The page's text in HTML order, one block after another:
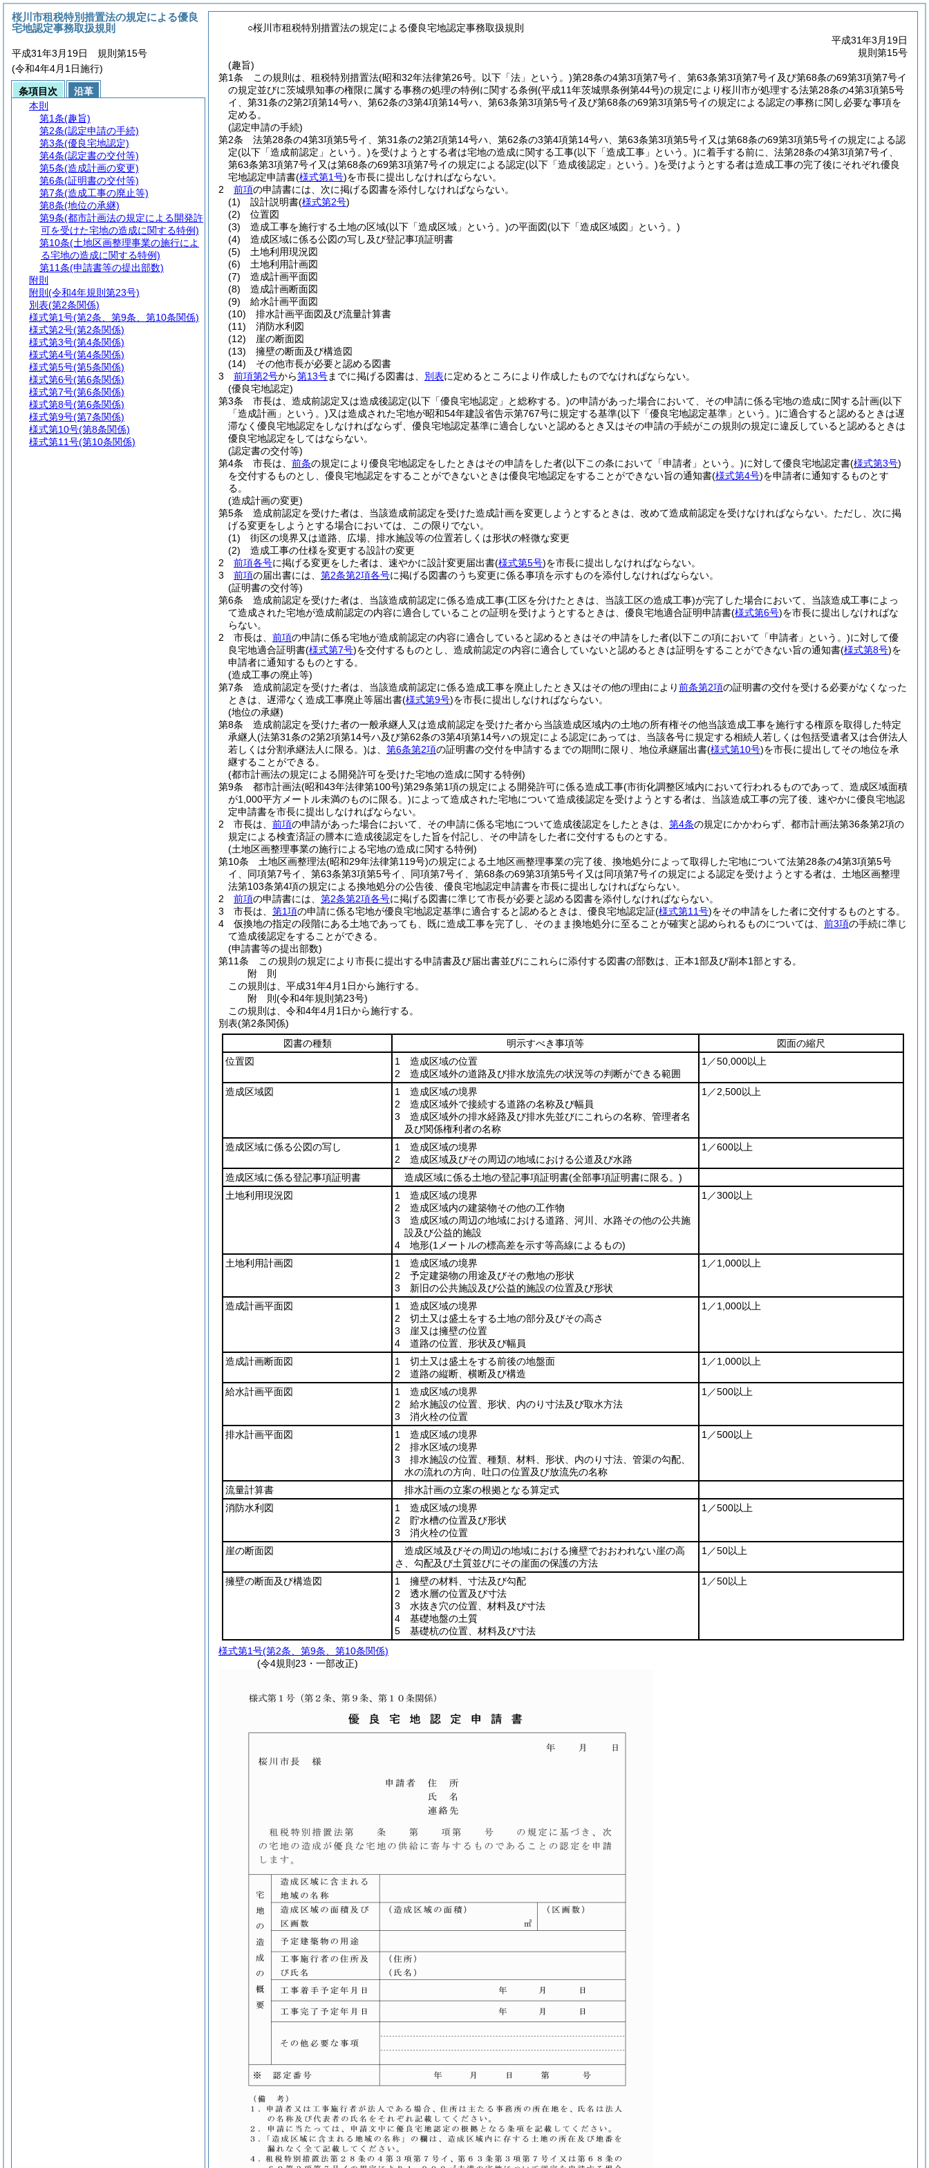
○桜川市租税特別措置法の規定による優良宅地認定事務取扱規則
平成31年3月19日
規則第15号
(趣旨)
第1条
この規則は、租税特別措置法(昭和32年法律第26号。以下「法」という。)第28条の4第3項第7号イ、第63条第3項第7号イ及び第68条の69第3項第7号イ
の規定並びに茨城県知事の権限に属する事務の処理の特例に関する条例(平成11年茨城県条例第44号)の規定により桜川市が処理する法第28条の4第3項第5号
イ、第31条の2第2項第14号ハ、第62条の3第4項第14号ハ、第63条第3項第5号イ及び第68条の69第3項第5号イの規定による認定の事務に関し必要な事項を
定める。
(認定申請の手続)
第2条
法第28条の4第3項第5号イ、第31条の2第2項第14号ハ、第62条の3第4項第14号ハ、第63条第3項第5号イ又は第68条の69第3項第5号イの規定による認
定(以下「造成前認定」という。)を受けようとする者は宅地の造成に関する工事(以下「造成工事」という。)に着手する前に、法第28条の4第3項第7号イ、
第63条第3項第7号イ又は第68条の69第3項第7号イの規定による認定(以下「造成後認定」という。)を受けようとする者は造成工事の完了後にそれぞれ優良
宅地認定申請書(様式第1号)を市長に提出しなければならない。
2
前項の申請書には、次に掲げる図書を添付しなければならない。
(1)
設計説明書(様式第2号)
(2)
位置図
(3)
造成工事を施行する土地の区域(以下「造成区域」という。)の平面図(以下「造成区域図」という。)
(4)
造成区域に係る公図の写し及び登記事項証明書
(5)
土地利用現況図
(6)
土地利用計画図
(7)
造成計画平面図
(8)
造成計画断面図
(9)
給水計画平面図
(10)
排水計画平面図及び流量計算書
(11)
消防水利図
(12)
崖の断面図
(13)
擁壁の断面及び構造図
(14)
その他市長が必要と認める図書
3
前項第2号から第13号までに掲げる図書は、 別表に定めるところにより作成したものでなければならない。
(優良宅地認定)
第3条
市長は、造成前認定又は造成後認定(以下「優良宅地認定」と総称する。)の申請があった場合において、その申請に係る宅地の造成に関する計画(以下
「造成計画」という。)又は造成された宅地が昭和54年建設省告示第767号に規定する基準(以下「優良宅地認定基準」という。)に適合すると認めるときは遅
滞なく優良宅地認定をしなければならず、優良宅地認定基準に適合しないと認めるとき又はその申請の手続がこの規則の規定に違反していると認めるときは
優良宅地認定をしてはならない。
(認定書の交付等)
第4条
市長は、 前条の規定により優良宅地認定をしたときはその申請をした者(以下この条において「申請者」という。)に対して優良宅地認定書(様式第3号)
を交付するものとし、優良宅地認定をすることができないときは優良宅地認定をすることができない旨の通知書(様式第4号)を申請者に通知するものとす
る。
(造成計画の変更)
第5条
造成前認定を受けた者は、当該造成前認定を受けた造成計画を変更しようとするときは、改めて造成前認定を受けなければならない。 ただし、次に掲
げる変更をしようとする場合においては、この限りでない。
(1)
街区の境界又は道路、広場、排水施設等の位置若しくは形状の軽微な変更
(2)
造成工事の仕様を変更する設計の変更
2
前項各号に掲げる変更をした者は、速やかに設計変更届出書(様式第5号)を市長に提出しなければならない。
3
前項の届出書には、 第2条第2項各号に掲げる図書のうち変更に係る事項を示すものを添付しなければならない。
(証明書の交付等)
第6条
造成前認定を受けた者は、当該造成前認定に係る造成工事(工区を分けたときは、当該工区の造成工事)が完了した場合において、当該造成工事によっ
て造成された宅地が造成前認定の内容に適合していることの証明を受けようとするときは、優良宅地適合証明申請書(様式第6号)を市長に提出しなければな
らない。
2
市長は、 前項の申請に係る宅地が造成前認定の内容に適合していると認めるときはその申請をした者(以下この項において「申請者」という。)に対して優
良宅地適合証明書(様式第7号)を交付するものとし、造成前認定の内容に適合していないと認めるときは証明をすることができない旨の通知書(様式第8号)を
申請者に通知するものとする。
(造成工事の廃止等)
第7条
造成前認定を受けた者は、当該造成前認定に係る造成工事を廃止したとき又はその他の理由により前条第2項の証明書の交付を受ける必要がなくなった
ときは、遅滞なく造成工事廃止等届出書(様式第9号)を市長に提出しなければならない。
(地位の承継)
第8条
造成前認定を受けた者の一般承継人又は造成前認定を受けた者から当該造成区域内の土地の所有権その他当該造成工事を施行する権原を取得した特定
承継人(法第31条の2第2項第14号ハ及び第62条の3第4項第14号ハの規定による認定にあっては、当該各号に規定する相続人若しくは包括受遺者又は合併法人
若しくは分割承継法人に限る。)は、 第6条第2項の証明書の交付を申請するまでの期間に限り、地位承継届出書(様式第10号)を市長に提出してその地位を承
継することができる。
(都市計画法の規定による開発許可を受けた宅地の造成に関する特例)
第9条
都市計画法(昭和43年法律第100号)第29条第1項の規定による開発許可に係る造成工事(市街化調整区域内において行われるものであって、造成区域面積
が1,000平方メートル未満のものに限る。)によって造成された宅地について造成後認定を受けようとする者は、当該造成工事の完了後、速やかに優良宅地認
定申請書を市長に提出しなければならない。
2
市長は、 前項の申請があった場合において、その申請に係る宅地について造成後認定をしたときは、 第4条の規定にかかわらず、都市計画法第36条第2項の
規定による検査済証の謄本に造成後認定をした旨を付記し、その申請をした者に交付するものとする。
(土地区画整理事業の施行による宅地の造成に関する特例)
第10条
土地区画整理法(昭和29年法律第119号)の規定による土地区画整理事業の完了後、換地処分によって取得した宅地について法第28条の4第3項第5号
イ、同項第7号イ、第63条第3項第5号イ、同項第7号イ、第68条の69第3項第5号イ又は同項第7号イの規定による認定を受けようとする者は、土地区画整理
法第103条第4項の規定による換地処分の公告後、優良宅地認定申請書を市長に提出しなければならない。
2
前項の申請書には、 第2条第2項各号に掲げる図書に準じて市長が必要と認める図書を添付しなければならない。
3
市長は、 第1項の申請に係る宅地が優良宅地認定基準に適合すると認めるときは、優良宅地認定証(様式第11号)をその申請をした者に交付するものとする。
4
仮換地の指定の段階にある土地であっても、既に造成工事を完了し、そのまま換地処分に至ることが確実と認められるものについては、 前3項の手続に準じ
て造成後認定をすることができる。
(申請書等の提出部数)
第11条
この規則の規定により市長に提出する申請書及び届出書並びにこれらに添付する図書の部数は、正本1部及び副本1部とする。
附 則
この規則は、平成31年4月1日から施行する。
附 則(令和4年規則第23号)
この規則は、令和4年4月1日から施行する。
別表(第2条関係)
図書の種類
明示すべき事項等
図面の縮尺
位置図
1 造成区域の位置
2 造成区域外の道路及び排水放流先の状況等の判断ができる範囲
1／50,000以上
造成区域図
1 造成区域の境界
2 造成区域外で接続する道路の名称及び幅員
3 造成区域外の排水経路及び排水先並びにこれらの名称、管理者名
及び関係権利者の名称
1／2,500以上
造成区域に係る公図の写し
1 造成区域の境界
2 造成区域及びその周辺の地域における公道及び水路
1／600以上
造成区域に係る登記事項証明書 造成区域に係る土地の登記事項証明書(全部事項証明書に限る。)
土地利用現況図
1 造成区域の境界
2 造成区域内の建築物その他の工作物
3 造成区域の周辺の地域における道路、河川、水路その他の公共施
設及び公益的施設
4 地形(1メートルの標高差を示す等高線によるもの)
1／300以上
土地利用計画図
1 造成区域の境界
2 予定建築物の用途及びその敷地の形状
3 新旧の公共施設及び公益的施設の位置及び形状
1／1,000以上
造成計画平面図
1 造成区域の境界
2 切土又は盛土をする土地の部分及びその高さ
3 崖又は擁壁の位置
4 道路の位置、形状及び幅員
1／1,000以上
造成計画断面図
1 切土又は盛土をする前後の地盤面
2 道路の縦断、横断及び構造
1／1,000以上
給水計画平面図
1 造成区域の境界
2 給水施設の位置、形状、内のり寸法及び取水方法
3 消火栓の位置
1／500以上
排水計画平面図
1 造成区域の境界
2 排水区域の境界
3 排水施設の位置、種類、材料、形状、内のり寸法、管渠の勾配、
水の流れの方向、吐口の位置及び放流先の名称
1／500以上
流量計算書
排水計画の立案の根拠となる算定式
消防水利図
1 造成区域の境界
2 貯水槽の位置及び形状
3 消火栓の位置
1／500以上
崖の断面図
造成区域及びその周辺の地域における擁壁でおおわれない崖の高
さ、勾配及び土質並びにその崖面の保護の方法
1／50以上
擁壁の断面及び構造図
1 擁壁の材料、寸法及び勾配
2 透水層の位置及び寸法
3 水抜き穴の位置、材料及び寸法
4 基礎地盤の土質
5 基礎杭の位置、材料及び寸法
1／50以上
様式第1号(第2条、第9条、第10条関係)
(令4規則23・一部改正)
桜川市租税特別措置法の規定による優良
宅地認定事務取扱規則
平成31年3月19日 規則第15号
(令和4年4月1日施行)
条項目次
沿革
本則
第1条(趣旨)
第2条(認定申請の手続)
第3条(優良宅地認定)
第4条(認定書の交付等)
第5条(造成計画の変更)
第6条(証明書の交付等)
第7条(造成工事の廃止等)
第8条(地位の承継)
第9条(都市計画法の規定による開発許
可を受けた宅地の造成に関する特例)
第10条(土地区画整理事業の施行によ
る宅地の造成に関する特例)
第11条(申請書等の提出部数)
附則
附則 (令和4年規則第23号)
別表(第2条関係)
様式第1号(第2条、第9条、第10条関係)
様式第2号(第2条関係)
様式第3号(第4条関係)
様式第4号(第4条関係)
様式第5号(第5条関係)
様式第6号(第6条関係)
様式第7号(第6条関係)
様式第8号(第6条関係)
様式第9号(第7条関係)
様式第10号(第8条関係)
様式第11号(第10条関係)